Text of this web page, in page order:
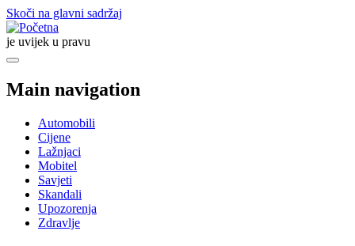
Skoči na glavni sadržaj
je uvijek u pravu
Main navigation
Automobili
Cijene
Lažnjaci
Mobitel
Savjeti
Skandali
Upozorenja
Zdravlje